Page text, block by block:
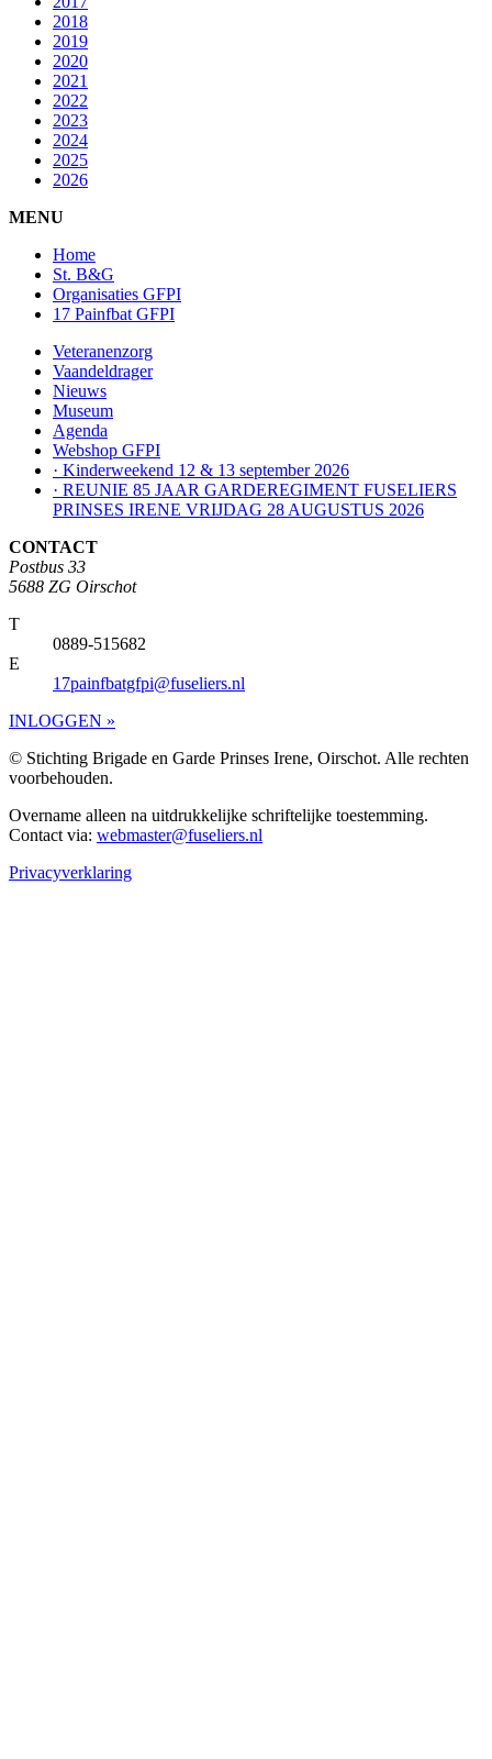
2018
2019
2020
2021
2022
2023
2024
2025
2026
MENU
Home
St. B&G
Organisaties GFPI
17 Painfbat GFPI
Veteranenzorg
Vaandeldrager
Nieuws
Museum
Agenda
Webshop GFPI
· Kinderweekend 12 & 13 september 2026
· REUNIE 85 JAAR GARDEREGIMENT FUSELIERS
PRINSES IRENE VRIJDAG 28 AUGUSTUS 2026
CONTACT
Postbus 33
5688 ZG Oirschot
T
0889-515682
E
17painfbatgfpi@fuseliers.nl
INLOGGEN »
© Stichting Brigade en Garde Prinses Irene, Oirschot. Alle rechten
voorbehouden.
Overname alleen na uitdrukkelijke schriftelijke toestemming.
Contact via: webmaster@fuseliers.nl
Privacyverklaring